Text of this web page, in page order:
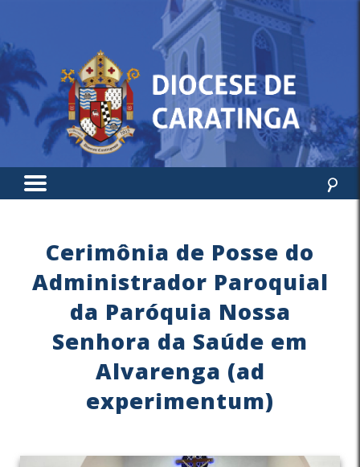
Cerimônia de Posse do
Administrador Paroquial
da Paróquia Nossa
Senhora da Saúde em
Alvarenga (ad
experimentum)